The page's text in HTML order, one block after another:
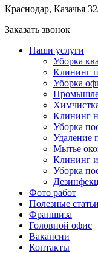
Краснодар, Казачья
Заказать звонок
Наши услуги
Уборка
Клининг
Уборка
Клининг
Уборка
Удаление
Мытье
Клининг
Уборка
Фото работ
Полезные статьи
Франшиза
Головной офис
Вакансии
Контакты